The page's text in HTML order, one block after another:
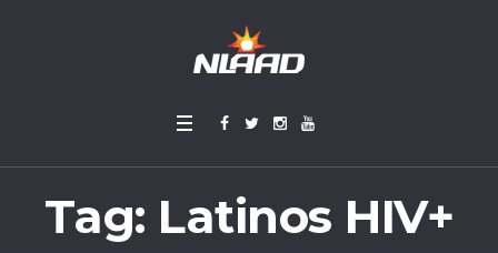
Tag: Latinos HIV+